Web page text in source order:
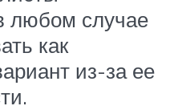
любом случае
как
из-за ее